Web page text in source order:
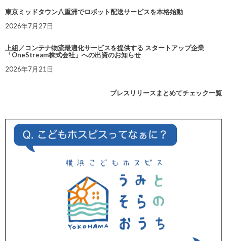
東京ミッドタウン八重洲でロボット配送サービスを本格始動
2026年7月27日
上組／コンテナ物流最適化サービスを提供する スタートアップ企業
「OneStream株式会社」への出資のお知らせ
2026年7月21日
プレスリリースまとめてチェック一覧